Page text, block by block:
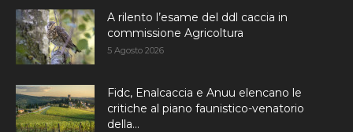
A rilento l’esame del ddl caccia in
commissione Agricoltura
5 Agosto 2026
Fidc, Enalcaccia e Anuu elencano le
critiche al piano faunistico-venatorio
della...